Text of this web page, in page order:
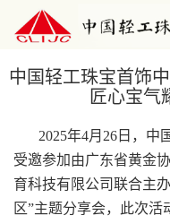
中国轻工珠宝首饰
匠心宝气
2025年4月26日，中
受邀参加由广东省黄金
育科技有限公司联合主
区”主题分享会，此次